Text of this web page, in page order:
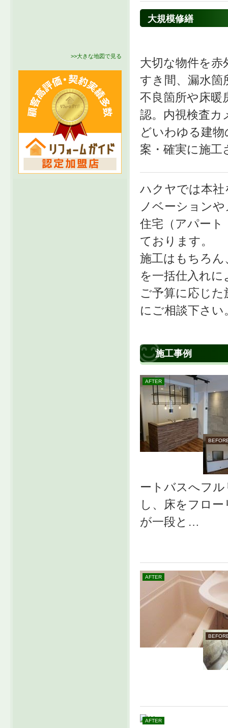
大規模修繕
大切な物件を
すき間、漏水箇
不良箇所や床暖
認。内視検査カ
どいわゆる建
案・確実に施
ハクヤでは本社
ノベーション
住宅（アパー
ております。
施工はもちろ
を一括仕入れ
ご予算に応じ
にご相談下さい
施工事例
ートバスへフ
し、床をフロ
が一段と…
>>大きな地図で見る